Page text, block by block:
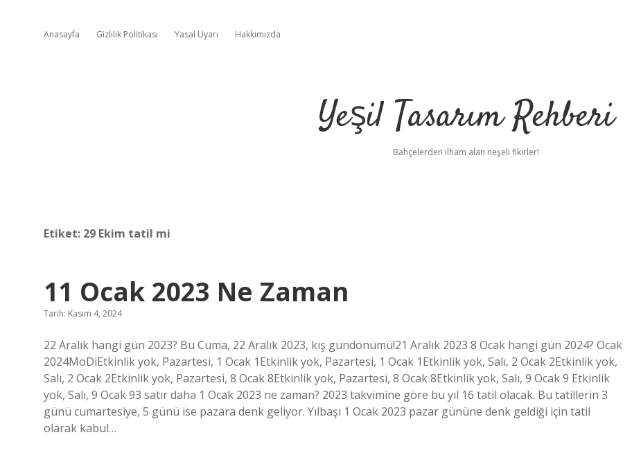
Anasayfa Gizlilik Politikası Yasal Uyarı Hakkımızda
Yeşil Tasarım Rehberi
Bahçelerden ilham alan neşeli fikirler!
Etiket: 29 Ekim tatil mi
11 Ocak 2023 Ne Zaman
Tarih: Kasım 4, 2024
22 Aralık hangi gün 2023? Bu Cuma, 22 Aralık 2023, kış gündönümü!21 Aralık 2023 8 Ocak hangi gün 2024? Ocak
2024MoDiEtkinlik yok, Pazartesi, 1 Ocak 1Etkinlik yok, Pazartesi, 1 Ocak 1Etkinlik yok, Salı, 2 Ocak 2Etkinlik yok,
Salı, 2 Ocak 2Etkinlik yok, Pazartesi, 8 Ocak 8Etkinlik yok, Pazartesi, 8 Ocak 8Etkinlik yok, Salı, 9 Ocak 9 Etkinlik
yok, Salı, 9 Ocak 93 satır daha 1 Ocak 2023 ne zaman? 2023 takvimine göre bu yıl 16 tatil olacak. Bu tatillerin 3
günü cumartesiye, 5 günü ise pazara denk geliyor. Yılbaşı 1 Ocak 2023 pazar gününe denk geldiği için tatil
olarak kabul…